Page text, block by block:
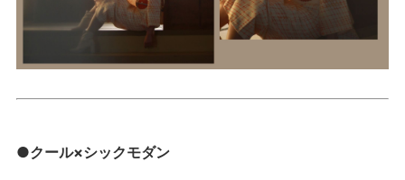
●クール×シックモダン